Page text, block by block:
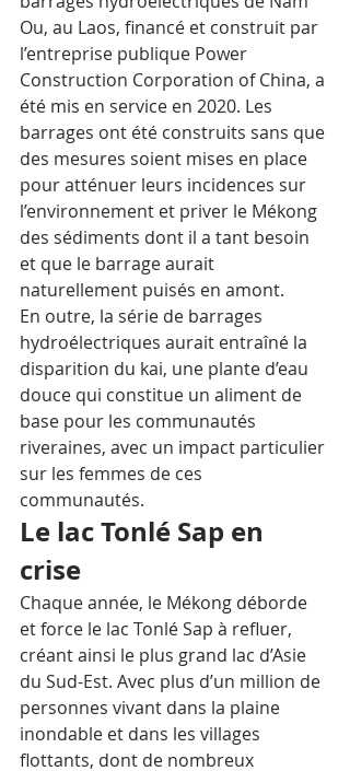
Ou, au Laos, financé et construit par
l’entreprise publique Power
Construction Corporation of China, a
été mis en service en 2020. Les
barrages ont été construits sans que
des mesures soient mises en place
pour atténuer leurs incidences sur
l’environnement et priver le Mékong
des sédiments dont il a tant besoin
et que le barrage aurait
naturellement puisés en amont.
En outre, la série de barrages
hydroélectriques aurait entraîné la
disparition du kai, une plante d’eau
douce qui constitue un aliment de
base pour les communautés
riveraines, avec un impact particulier
sur les femmes de ces
communautés.
Le lac Tonlé Sap en
crise
Chaque année, le Mékong déborde
et force le lac Tonlé Sap à refluer,
créant ainsi le plus grand lac d’Asie
du Sud-Est. Avec plus d’un million de
personnes vivant dans la plaine
inondable et dans les villages
flottants, dont de nombreux